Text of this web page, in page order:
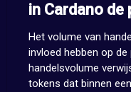
in Cardano de
Het volume van
invloed hebben op
handelsvolume
tokens dat binnen